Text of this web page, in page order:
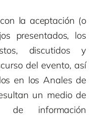
la aceptación (o
presentados, los
discutidos y
del evento, así
en los Anales de
un medio de
información